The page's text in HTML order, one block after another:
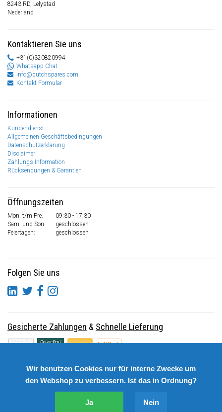
8243 RD, Lelystad
Nederland
Kontaktieren Sie uns
+31(0)320820994
Whatsapp Chat
info@dutchspares.com
Kontakt Formular
Informationen
Kundendienst
Allgemeinen Geschäftsbedingungen
Datenschutzerklärung
Disclaimer
Zahlungs Information
Rücksendungen & Garantien
Öffnungszeiten
Mon. t/m Fre.
09:30 - 17:30
Sam. und Son.
geschlossen
Feiertagen:
geschlossen
Folgen Sie uns
Gesicherte Zahlungen & Schnelle Lieferung
Wir benutzen Cookies nur für interne Zwecke um
den Webshop zu verbessern. Ist das in Ordnung?
Ja Nein